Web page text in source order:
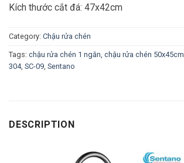
Kích thước cắt đá: 47x42cm
Category: Chậu rửa chén
Tags: chậu rửa chén 1 ngăn chậu rửa chén 50x45cm
304, SC-09 Sentano
DESCRIPTION